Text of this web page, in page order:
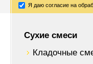
Я даю согласие на
Сухие смеси
Кладочные